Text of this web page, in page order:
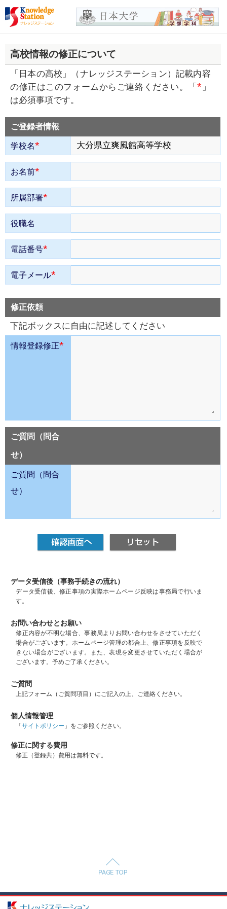
高校情報の修正について
「日本の高校」（ナレッジステーション）記載内容
の修正はこのフォームからご連絡ください。「* 」
は必須事項です。
ご登録者情報
学校名*
お名前*
所属部署*
役職名
電話番号*
電子メール*
修正依頼
下記ボックスに自由に記述してください
情報登録修正*
ご質問（問合
せ）
ご質問（問合
せ）
データ受信後（事務手続きの流れ）
データ受信後、修正事項の実際ホームページ反映は事務局で行いま
す。
お問い合わせとお願い
修正内容が不明な場合、事務局よりお問い合わせをさせていただく
場合がございます。ホームページ管理の都合上、修正事項を反映で
きない場合がございます。また、表現を変更させていただく場合が
ございます。予めご了承ください。
ご質問
上記フォーム（ご質問項目）にご記入の上、ご連絡ください。
個人情報管理
「サイトポリシー 」をご参照ください。
修正に関する費用
修正（登録共）費用は無料です。